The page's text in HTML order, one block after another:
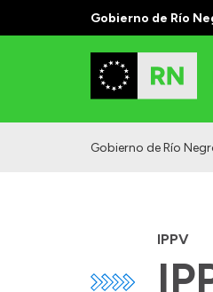
Gobierno de Río
Gobierno de Río
IPPV